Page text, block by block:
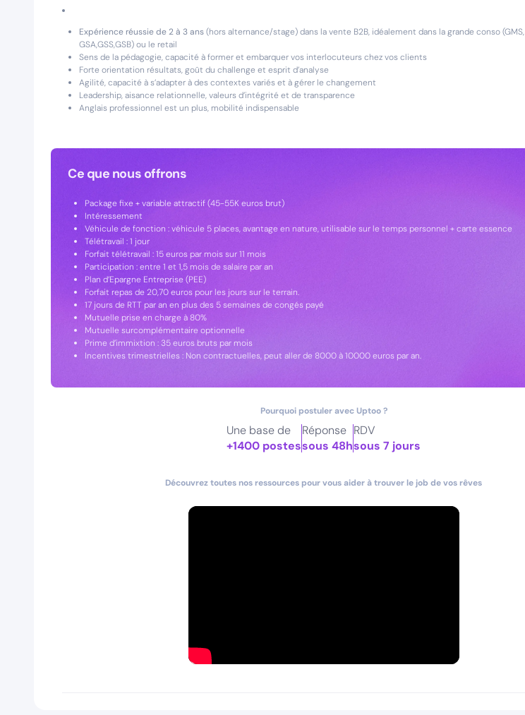
Expérience réussie de 2 à 3 ans(hors alternance/stage) dans la vente B2B, idéalement dans la grande conso (GMS,
GSA,GSS,GSB) ou le retail
Sens de la pédagogie, capacité à former et embarquer vos interlocuteurs chez vos clients
Forte orientation résultats, goût du challenge et esprit d’analyse
Agilité, capacité à s’adapter à des contextes variés et à gérer le changement
Leadership, aisance relationnelle, valeurs d’intégrité et de transparence
Anglais professionnel est un plus, mobilité indispensable
Ce que nous offrons
Package fixe + variable attractif (45-55K euros brut)
Intéressement
Véhicule de fonction : véhicule 5 places, avantage en nature, utilisable sur le temps personnel + carte essence
Télétravail : 1 jour
Forfait télétravail : 15 euros par mois sur 11 mois
Participation : entre 1 et 1,5 mois de salaire par an
Plan d’Epargne Entreprise (PEE)
Forfait repas de 20,70 euros pour les jours sur le terrain.
17 jours de RTT par an en plus des 5 semaines de congés payé
Mutuelle prise en charge à 80%
Mutuelle surcomplémentaire optionnelle
Prime d’immixtion : 35 euros bruts par mois
Incentives trimestrielles : Non contractuelles, peut aller de 8000 à 10000 euros par an.
Pourquoi postuler avec Uptoo ?
Une base de
+1400 postes
Réponse
sous 48h
RDV
sous 7 jours
Découvrez toutes nos ressources pour vous aider à trouver le job de vos rêves